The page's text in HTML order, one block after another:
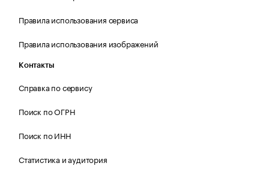
Правила использования сервиса
Правила использования изображений
Контакты
Справка по сервису
Поиск по ОГРН
Поиск по ИНН
Статистика и аудитория